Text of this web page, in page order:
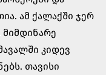
ამ ქალაქში ჯერ
მიმდინარე
კიდევ
თავისი